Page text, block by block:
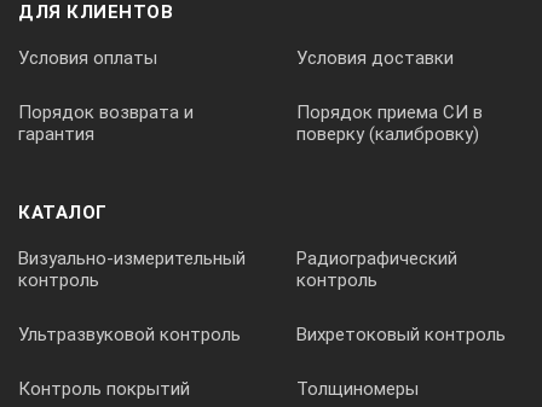
ДЛЯ КЛИЕНТОВ
Условия оплаты Условия доставки
Порядок возврата и
гарантия
Порядок приема СИ в
поверку (калибровку)
КАТАЛОГ
Визуально-измерительный
контроль
Радиографический
контроль
Ультразвуковой контроль Вихретоковый контроль
Контроль покрытий Толщиномеры